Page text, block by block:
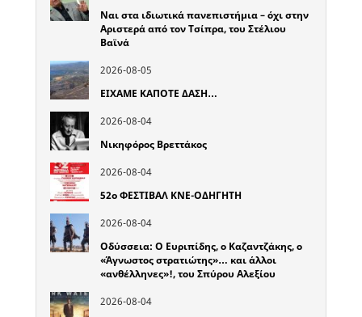
Ναι στα ιδιωτικά πανεπιστήμια – όχι στην
Αριστερά από τον Τσίπρα, του Στέλιου
Βαϊνά
2026-08-05
ΕΙΧΑΜΕ ΚΑΠΟΤΕ ΔΑΣΗ…
2026-08-04
Νικηφόρος Βρεττάκος
2026-08-04
52o ΦΕΣΤΙΒΑΛ ΚΝΕ-ΟΔΗΓΗΤΗ
2026-08-04
Οδύσσεια: Ο Ευριπίδης, ο Καζαντζάκης, ο
«Άγνωστος στρατιώτης»… και άλλοι
«ανθέλληνες»!, του Σπύρου Αλεξίου
2026-08-04